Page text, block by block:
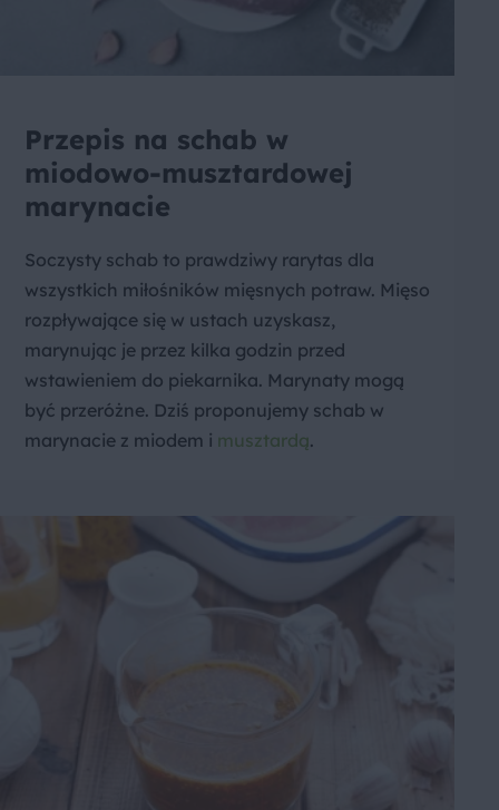
Przepis na schab w
miodowo-musztardowej
marynacie
Soczysty schab to prawdziwy rarytas dla
wszystkich miłośników mięsnych potraw. Mięso
rozpływające się w ustach uzyskasz,
marynując je przez kilka godzin przed
wstawieniem do piekarnika. Marynaty mogą
być przeróżne. Dziś proponujemy schab w
marynacie z miodem i musztardą.